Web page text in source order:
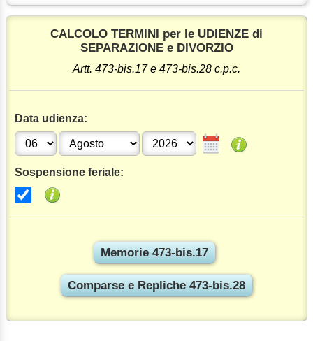
CALCOLO TERMINI per le UDIENZE di
SEPARAZIONE e DIVORZIO
Artt. 473-bis.17 e 473-bis.28 c.p.c.
Data udienza:
Sospensione feriale: